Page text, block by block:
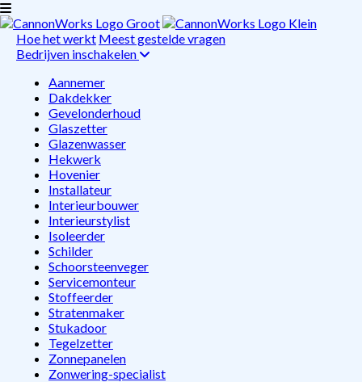
Hoe het werkt Meest gestelde vragen
Bedrijven inschakelen
Aannemer
Dakdekker
Gevelonderhoud
Glaszetter
Glazenwasser
Hekwerk
Hovenier
Installateur
Interieurbouwer
Interieurstylist
Isoleerder
Schilder
Schoorsteenveger
Servicemonteur
Stoffeerder
Stratenmaker
Stukadoor
Tegelzetter
Zonnepanelen
Zonwering-specialist